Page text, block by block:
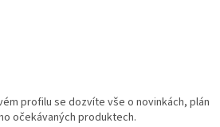
profilu se dozvíte vše o novinkách, plán
očekávaných produktech.